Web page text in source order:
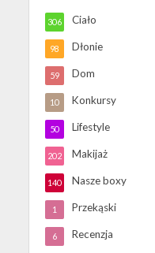
Ciało
306
Dłonie
98
Dom
59
Konkursy
10
Lifestyle
50
Makijaż
202
Nasze boxy
140
Przekąski
1
Recenzja
6